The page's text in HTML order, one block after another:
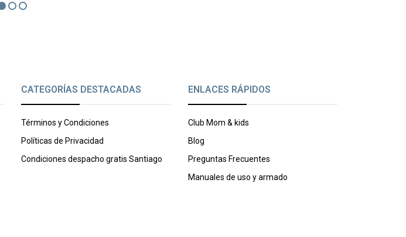
CATEGORÍAS DESTACADAS
Términos y Condiciones
Políticas de Privacidad
Condiciones despacho gratis Santiago
ENLACES RÁPIDOS
Club Mom & kids
Blog
Preguntas Frecuentes
Manuales de uso y armado